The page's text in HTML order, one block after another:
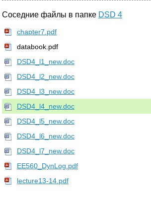
Соседние файлы в папке DSD 4
chapter7.pdf
databook.pdf
DSD4_l1_new.doc
DSD4_l2_new.doc
DSD4_l3_new.doc
DSD4_l4_new.doc
DSD4_l5_new.doc
DSD4_l6_new.doc
DSD4_l7_new.doc
EE560_DynLog.pdf
lecture13-14.pdf